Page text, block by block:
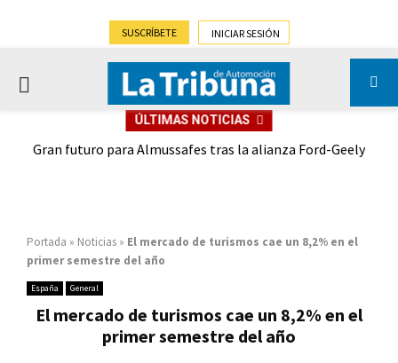
SUSCRÍBETE INICIAR SESIÓN
PRIMARY
ÚLTIMAS NOTICIAS
Gran futuro para Almussafes tras la alianza Ford-Geely
Portada » Noticias » El mercado de turismos cae un 8,2% en el
primer semestre del año
España General
El mercado de turismos cae un 8,2% en el
primer semestre del año